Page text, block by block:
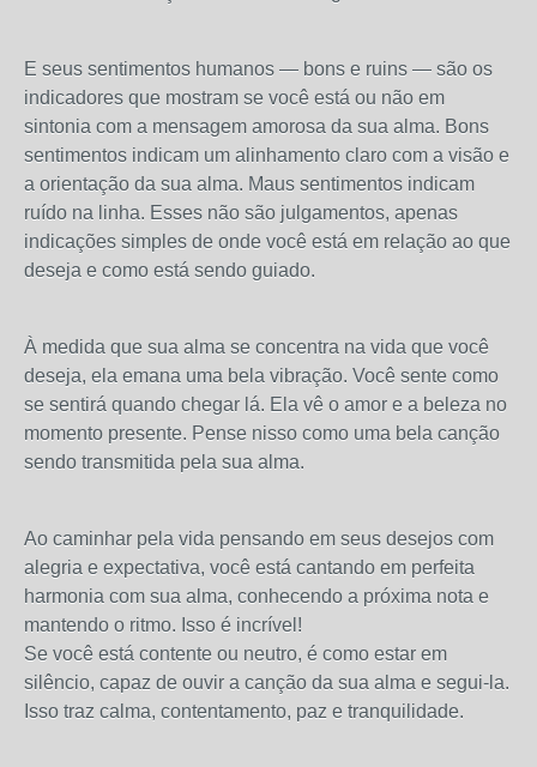
E seus sentimentos humanos — bons e ruins — são os
indicadores que mostram se você está ou não em
sintonia com a mensagem amorosa da sua alma. Bons
sentimentos indicam um alinhamento claro com a visão e
a orientação da sua alma. Maus sentimentos indicam
ruído na linha. Esses não são julgamentos, apenas
indicações simples de onde você está em relação ao que
deseja e como está sendo guiado.
À medida que sua alma se concentra na vida que você
deseja, ela emana uma bela vibração. Você sente como
se sentirá quando chegar lá. Ela vê o amor e a beleza no
momento presente. Pense nisso como uma bela canção
sendo transmitida pela sua alma.
Ao caminhar pela vida pensando em seus desejos com
alegria e expectativa, você está cantando em perfeita
harmonia com sua alma, conhecendo a próxima nota e
mantendo o ritmo. Isso é incrível!
Se você está contente ou neutro, é como estar em
silêncio, capaz de ouvir a canção da sua alma e segui-la.
Isso traz calma, contentamento, paz e tranquilidade.